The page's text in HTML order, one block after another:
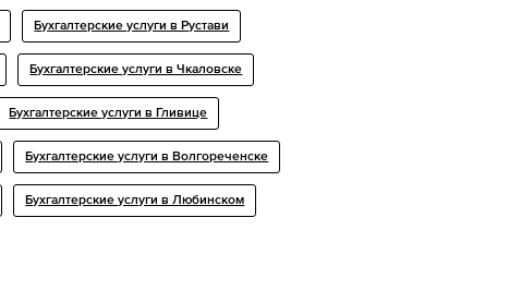
Бухгалтерские услуги в Рустави
Бухгалтерские услуги в Чкаловске
Бухгалтерские услуги в Гливице
Бухгалтерские услуги в Волгореченске
Бухгалтерские услуги в Любинском